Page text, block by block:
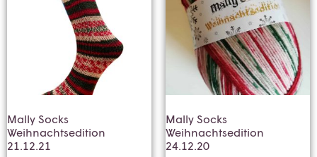
Mally Socks
Weihnachtsedition
21.12.21
Mally Socks
Weihnachtsedition
24.12.20